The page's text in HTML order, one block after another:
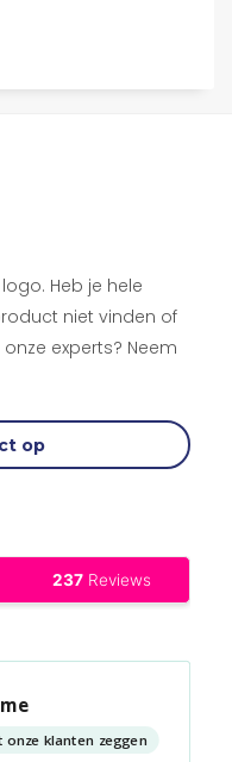
Heb je hele
niet vinden of
experts? Neem
op
onze klanten zeggen